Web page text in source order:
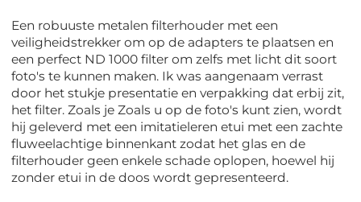
Een robuuste metalen filterhouder met een
veiligheidstrekker om op de adapters te plaatsen en
een perfect ND 1000 filter om zelfs met licht dit soort
foto's te kunnen maken. Ik was aangenaam verrast
door het stukje presentatie en verpakking dat erbij zit,
het filter. Zoals je Zoals u op de foto's kunt zien, wordt
hij geleverd met een imitatieleren etui met een zachte
fluweelachtige binnenkant zodat het glas en de
filterhouder geen enkele schade oplopen, hoewel hij
zonder etui in de doos wordt gepresenteerd.